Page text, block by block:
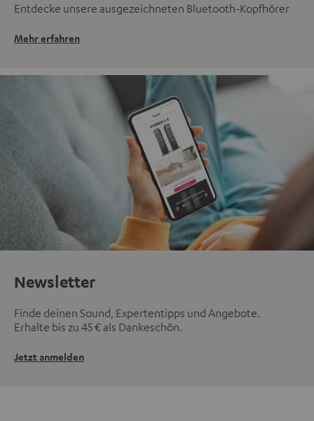
Entdecke unsere ausgezeichneten Bluetooth-Kopfhörer
Mehr erfahren
Newsletter
Finde deinen Sound, Expertentipps und Angebote.
Erhalte bis zu 45 € als Dankeschön.
Jetzt anmelden